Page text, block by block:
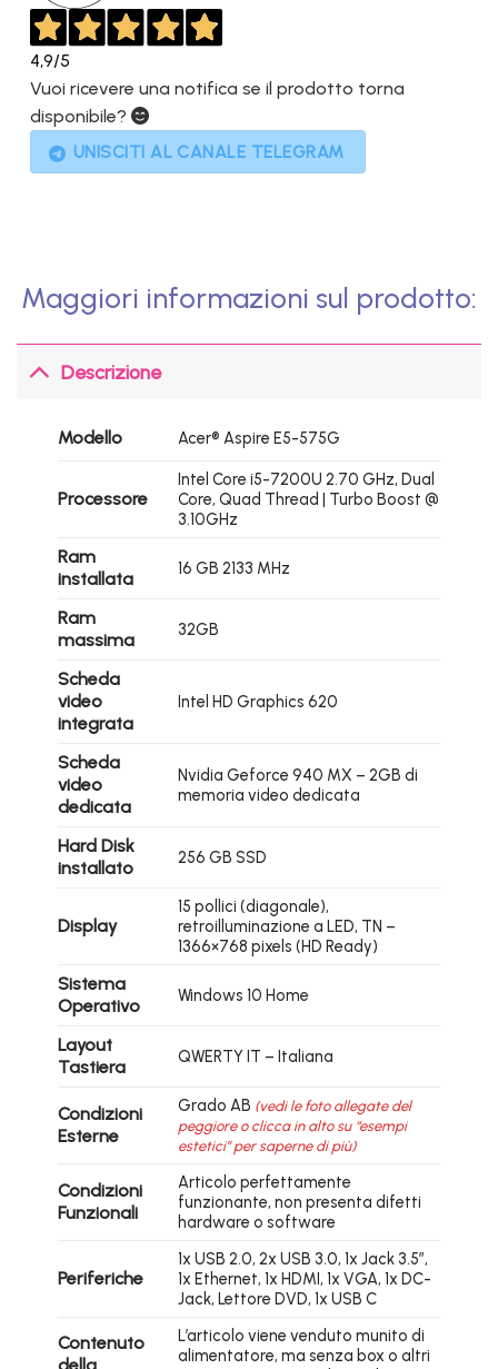
4,9/5
Vuoi ricevere una notifica se il prodotto torna
disponibile?
UNISCITI AL CANALE TELEGRAM
Maggiori informazioni sul prodotto:
Descrizione
Modello Acer® Aspire E5-575G
Processore
Intel Core i5-7200U 2.70 GHz, Dual
Core, Quad Thread | Turbo Boost @
3.10GHz
Ram
installata
16 GB 2133 MHz
Ram
massima
32GB
Scheda
video
integrata
Intel HD Graphics 620
Scheda
video
dedicata
Nvidia Geforce 940 MX – 2GB di
memoria video dedicata
Hard Disk
installato
256 GB SSD
Display
15 pollici (diagonale),
retroilluminazione a LED, TN –
1366×768 pixels (HD Ready)
Sistema
Operativo
Windows 10 Home
Layout
Tastiera
QWERTY IT – Italiana
Condizioni
Esterne
Grado AB (vedi le foto allegate del
peggiore o clicca in alto su “esempi
estetici” per saperne di più)
Condizioni
Funzionali
Articolo perfettamente
funzionante, non presenta difetti
hardware o software
Periferiche
1x USB 2.0, 2x USB 3.0, 1x Jack 3.5″,
1x Ethernet, 1x HDMI, 1x VGA, 1x DC-
Jack, Lettore DVD, 1x USB C
Contenuto
L’articolo viene venduto munito di
alimentatore, ma senza box o altri